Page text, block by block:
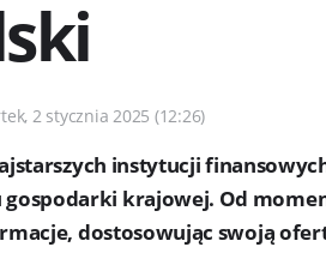
2 stycznia 2025 (12:26)
instytucji
krajowej. Od
dostosowując swoją